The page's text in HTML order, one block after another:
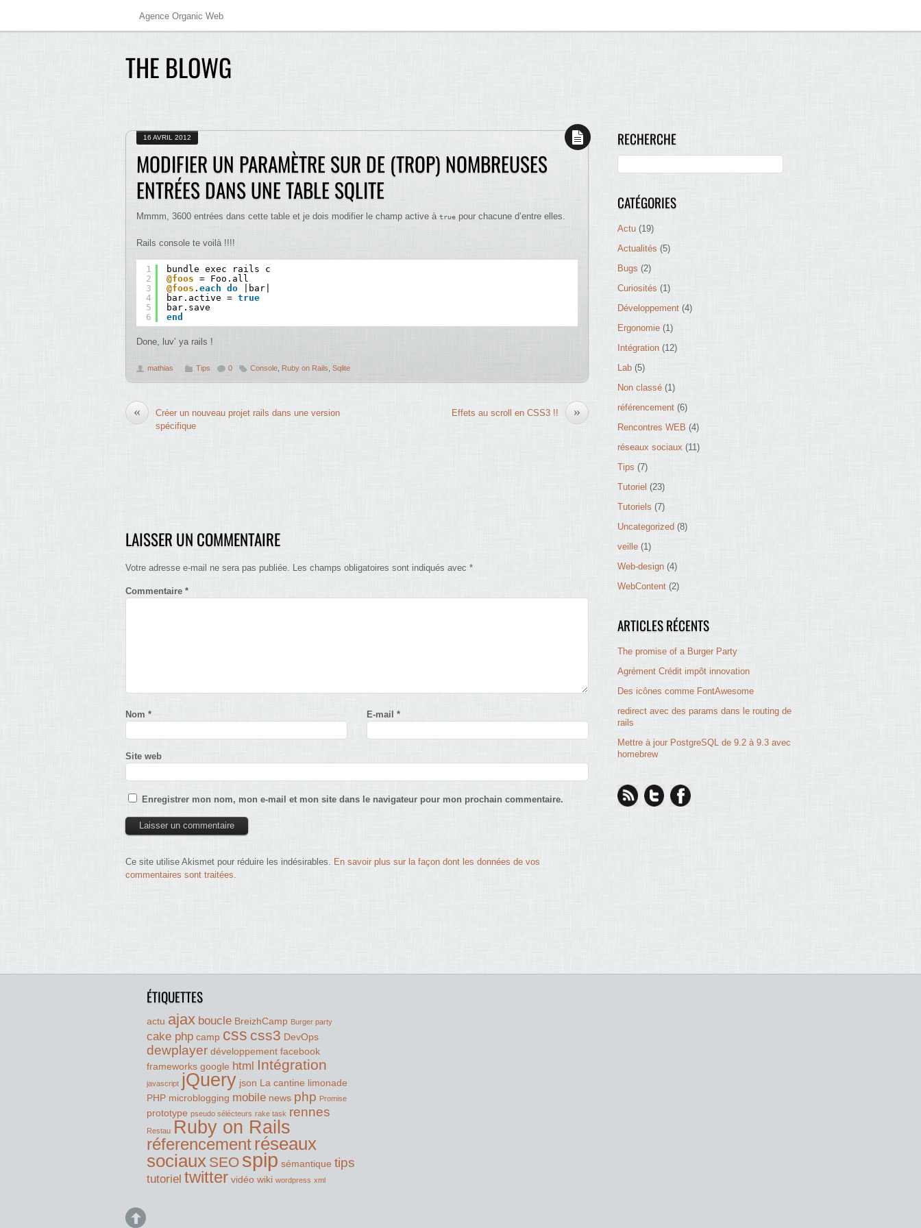
THE BLOWG
Agence Organic Web
16 AVRIL 2012
MODIFIER UN PARAMÈTRE SUR DE (TROP) NOMBREUSES
ENTRÉES DANS UNE TABLE SQLITE
Mmmm, 3600 entrées dans cette table et je dois modifier le champ active à true pour chacune d’entre elles.
Rails console te voilà !!!!
1
2
3
4
5
6
bundle exec rails c
@foos = Foo.all
@foos . each do
|bar|
bar.active = true
bar.save
end
Done, luv’ ya rails !
mathias Tips 0 Console Ruby on Rails Sqlite
«
Créer un nouveau projet rails dans une version
spécifique
»
Effets au scroll en CSS3 !!
LAISSER UN COMMENTAIRE
Votre adresse e-mail ne sera pas publiée. Les champs obligatoires sont indiqués avec *
Commentaire *
Nom * E-mail *
Site web
Enregistrer mon nom, mon e-mail et mon site dans le navigateur pour mon prochain commentaire.
Ce site utilise Akismet pour réduire les indésirables. En savoir plus sur la façon dont les données de vos
commentaires sont traitées
RECHERCHE
CATÉGORIES
Actu (19)
Actualités (5)
Bugs (2)
Curiosités (1)
Développement (4)
Ergonomie (1)
Intégration (12)
Lab (5)
Non classé (1)
référencement (6)
Rencontres WEB (4)
réseaux sociaux (11)
Tips (7)
Tutoriel (23)
Tutoriels (7)
Uncategorized (8)
veille (1)
Web-design (4)
WebContent (2)
ARTICLES RÉCENTS
The promise of a Burger Party
Agrément Crédit impôt innovation
Des icônes comme FontAwesome
redirect avec des params dans le routing de
rails
Mettre à jour PostgreSQL de 9.2 à 9.3 avec
homebrew
ÉTIQUETTES
actu ajax boucle BreizhCamp Burger party
cake php camp css css3 DevOps
dewplayer développement facebook
frameworks google html Intégration
javascript jQuery json La cantine limonade
PHP microblogging mobile news php Promise
prototype pseudo sélécteurs rake task rennes
Restau Ruby on Rails
réferencementréseaux
sociaux SEO spip sémantique tips
tutoriel twitter vidéo wiki wordpress xml